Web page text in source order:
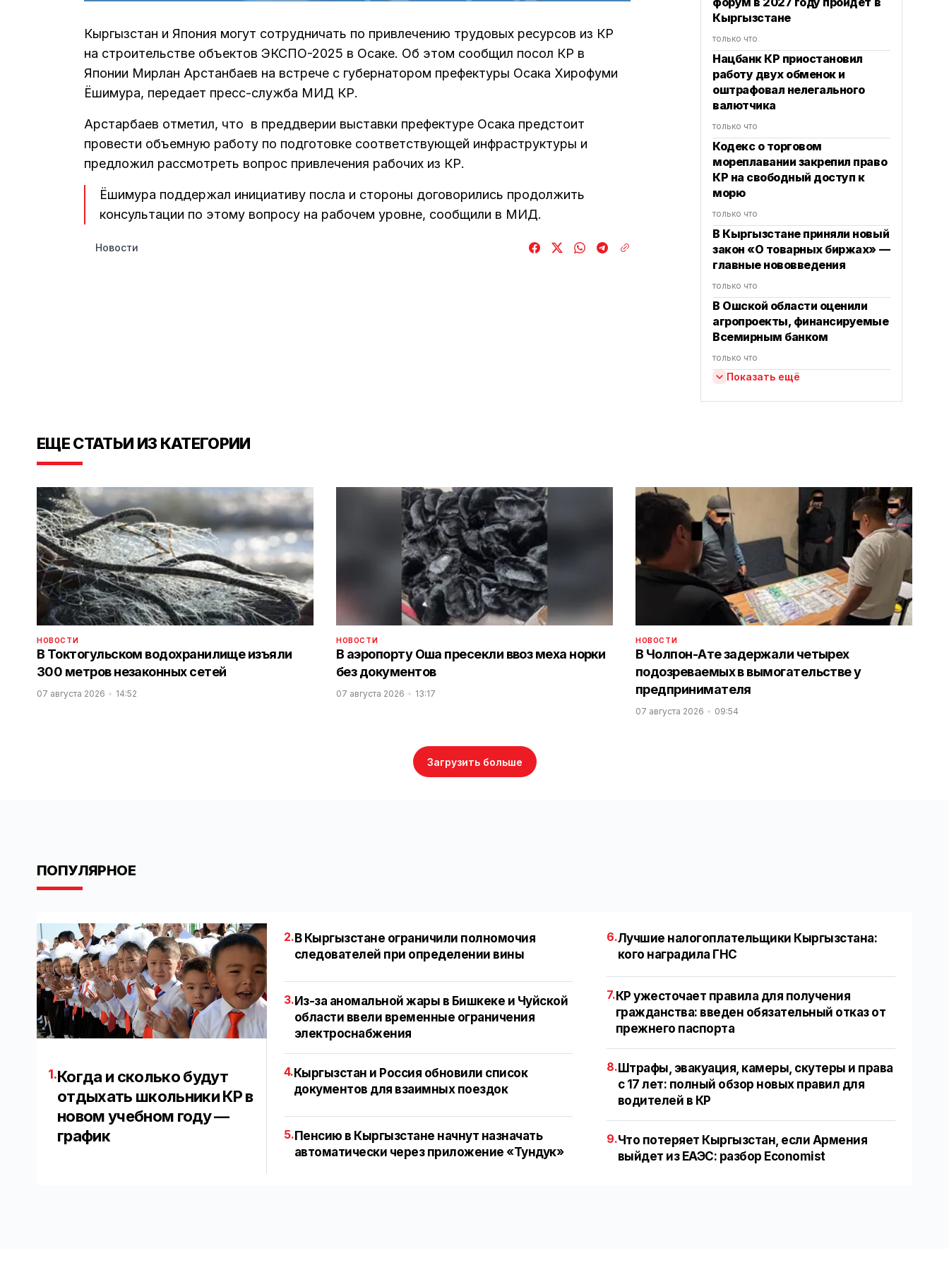
Кыргызстан и Япония могут сотрудничать по привлечению трудовых ресурсов из КР
на строительстве объектов ЭКСПО-2025 в Осаке. Об этом сообщил посол КР в
Японии Мирлан Арстанбаев на встрече с губернатором префектуры Осака Хирофуми
Ёшимура, передает пресс-служба МИД КР.
Арстарбаев отметил, что в преддверии выставки префектуре Осака предстоит
провести объемную работу по подготовке соответствующей инфраструктуры и
предложил рассмотреть вопрос привлечения рабочих из КР.
Ёшимура поддержал инициативу посла и стороны договорились продолжить
консультации по этому вопросу на рабочем уровне, сообщили в МИД.
Новости
Кыргызстане
только что
Нацбанк КР приостановил
работу двух обменок и
оштрафовал нелегального
валютчика
только что
Кодекс о торговом
мореплавании закрепил право
КР на свободный доступ к
морю
только что
В Кыргызстане приняли новый
закон «О товарных биржах» —
главные нововведения
только что
В Ошской области оценили
агропроекты, финансируемые
Всемирным банком
только что
Показать ещё
ЕЩЕ СТАТЬИ ИЗ КАТЕГОРИИ
НОВОСТИ
В Токтогульском водохранилище изъяли
300 метров незаконных сетей
07 августа 2026 14:52
НОВОСТИ
В аэропорту Оша пресекли ввоз меха норки
без документов
07 августа 2026 13:17
НОВОСТИ
В Чолпон-Ате задержали четырех
подозреваемых в вымогательстве у
предпринимателя
07 августа 2026 09:54
Загрузить больше
ПОПУЛЯРНОЕ
1.Когда и сколько будут
отдыхать школьники КР в
новом учебном году —
график
2. В Кыргызстане ограничили полномочия
следователей при определении вины
3.Из-за аномальной жары в Бишкеке и Чуйской
области ввели временные ограничения
электроснабжения
4.Кыргызстан и Россия обновили список
документов для взаимных поездок
5.Пенсию в Кыргызстане начнут назначать
автоматически через приложение «Тундук»
6.Лучшие налогоплательщики Кыргызстана:
кого наградила ГНС
7. КР ужесточает правила для получения
гражданства: введен обязательный отказ от
прежнего паспорта
8. Штрафы, эвакуация, камеры, скутеры и права
с 17 лет: полный обзор новых правил для
водителей в КР
9.Что потеряет Кыргызстан, если Армения
выйдет из ЕАЭС: разбор Economist